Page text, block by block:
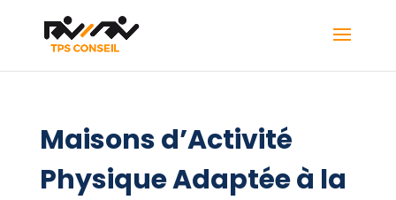
Maisons d’Activité
Physique Adaptée à la